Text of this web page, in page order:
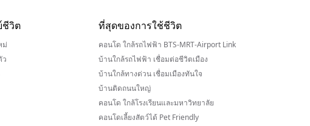
ชีวิต
ม่
ว
ที่สุดของการใช้ชีวิต
คอนโด ใกล้รถไฟฟ้า BTS-MRT-Airport Link
บ้านใกล้รถไฟฟ้า เชื่อมต่อชีวิตเมือง
บ้านใกล้ทางด่วน เชื่อมเมืองทันใจ
บ้านติดถนนใหญ่
คอนโด ใกล้โรงเรียนและมหาวิทยาลัย
คอนโดเลี้ยงสัตว์ได้ Pet Friendly